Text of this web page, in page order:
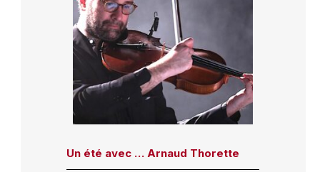
Un été avec … Arnaud Thorette